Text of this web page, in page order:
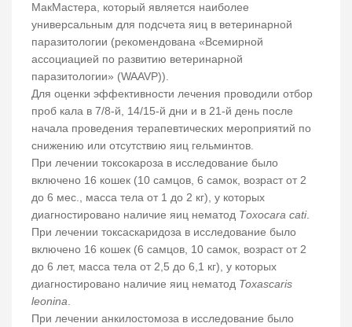
МакМастера, который является наиболее
универсальным для подсчета яиц в ветеринарной
паразитологии (рекомендована «Всемирной
ассоциацией по развитию ветеринарной
паразитологии» (WAAVP)).
Для оценки эффективности лечения проводили отбор
проб кала в 7/8-й, 14/15-й дни и в 21-й день после
начала проведения терапевтических мероприятий по
снижению или отсутствию яиц гельминтов.
При лечении токсокароза в исследование было
включено 16 кошек (10 самцов, 6 самок, возраст от 2
до 6 мес., масса тела от 1 до 2 кг), у которых
диагностировано наличие яиц нематод Тoxocara cati.
При лечении токсаскаридоза в исследование было
включено 16 кошек (6 самцов, 10 самок, возраст от 2
до 6 лет, масса тела от 2,5 до 6,1 кг), у которых
диагностировано наличие яиц нематод Toxascaris
leonina.
При лечении анкилостомоза в исследование было